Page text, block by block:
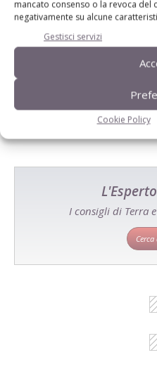
mancato consenso o la revoca del
negativamente su alcune
Gestisci servizi
Cookie Policy
Catalogo
Un modo semplice
Cerca
I consigli di Terra